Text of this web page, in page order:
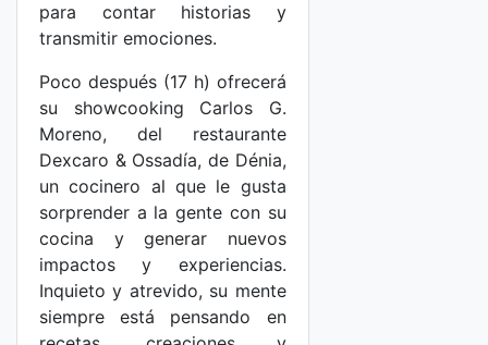
para contar historias y
transmitir emociones.
Poco después (17 h) ofrecerá
su showcooking Carlos G.
Moreno, del restaurante
Dexcaro & Ossadía, de Dénia,
un cocinero al que le gusta
sorprender a la gente con su
cocina y generar nuevos
impactos y experiencias.
Inquieto y atrevido, su mente
siempre está pensando en